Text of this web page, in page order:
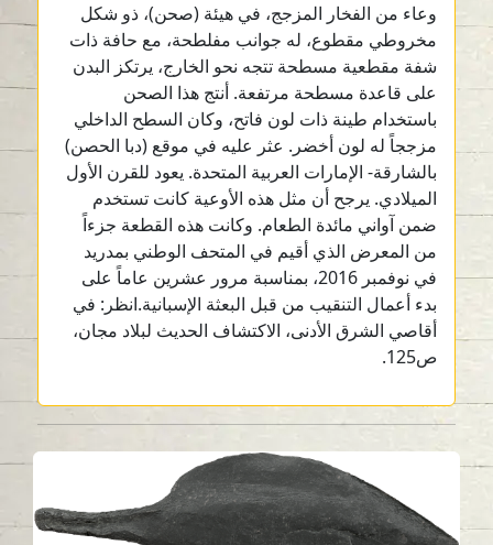
وعاء من الفخار المزجج، في هيئة (صحن)، ذو شكل
مخروطي مقطوع، له جوانب مفلطحة، مع حافة ذات
شفة مقطعية مسطحة تتجه نحو الخارج، يرتكز البدن
على قاعدة مسطحة مرتفعة. أنتج هذا الصحن
باستخدام طينة ذات لون فاتح، وكان السطح الداخلي
مزججاً له لون أخضر. عثر عليه في موقع (دبا الحصن)
بالشارقة- الإمارات العربية المتحدة. يعود للقرن الأول
الميلادي. يرجح أن مثل هذه الأوعية كانت تستخدم
ضمن آواني مائدة الطعام. وكانت هذه القطعة جزءاً
من المعرض الذي أقيم في المتحف الوطني بمدريد
في نوفمبر 2016، بمناسبة مرور عشرين عاماً على
بدء أعمال التنقيب من قبل البعثة الإسبانية.انظر: في
أقاصي الشرق الأدنى، الاكتشاف الحديث لبلاد مجان،
ص125.